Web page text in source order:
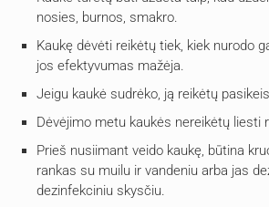
nosies, burnos, smakro.
Kaukę dėvėti reikėtų tiek, kiek nurodo
jos efektyvumas mažėja.
Jeigu kaukė sudrėko, ją reikėtų
Dėvėjimo metu kaukės nereikėtų liesti
Prieš nusiimant veido kaukę, būtina
rankas su muilu ir vandeniu arba jas
dezinfekciniu skysčiu.